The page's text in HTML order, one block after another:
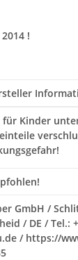
!
Kinder
GmbH /
/ DE / Tel.:
/ https://